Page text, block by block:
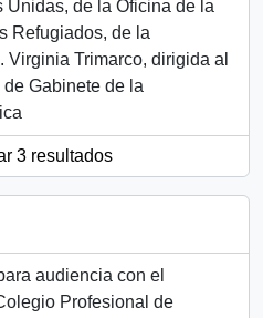
de la Oficina de la
Refugiados, de la
Virginia Trimarco, dirigida al
Gabinete de la
3 resultados
audiencia con el
Profesional de